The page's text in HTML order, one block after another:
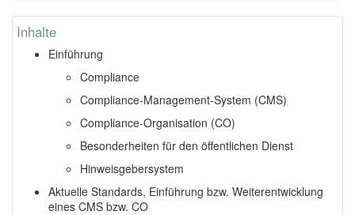
Inhalte
Einführung
Compliance
Compliance-Management-System (CMS)
Compliance-Organisation (CO)
Besonderheiten für den öffentlichen Dienst
Hinweisgebersystem
Aktuelle Standards, Einführung bzw. Weiterentwicklung
eines CMS bzw. CO